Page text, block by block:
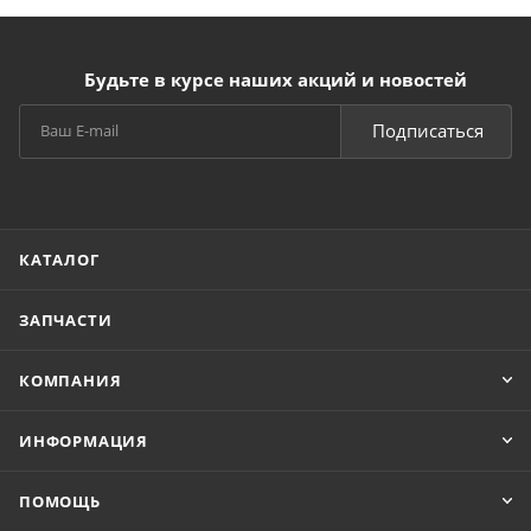
Будьте в курсе наших акций и новостей
Подписаться
КАТАЛОГ
ЗАПЧАСТИ
КОМПАНИЯ
ИНФОРМАЦИЯ
ПОМОЩЬ